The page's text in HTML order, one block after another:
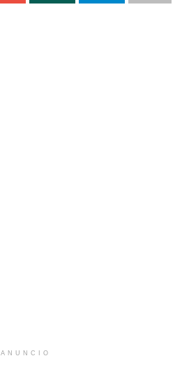
ANUNCIO